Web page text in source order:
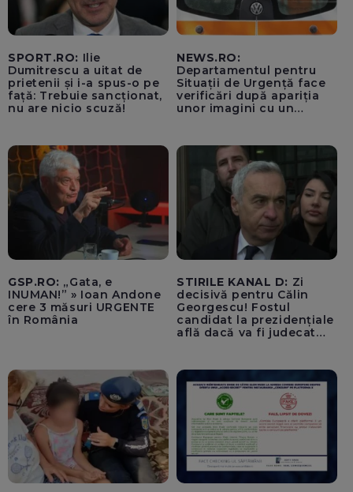
SPORT.RO: Ilie
Dumitrescu a uitat de
prietenii și i-a spus-o pe
față: Trebuie sancționat,
nu are nicio scuză!
NEWS.RO:
Departamentul pentru
Situații de Urgență face
verificări după apariția
unor imagini cu un
pentru cumpărături în
timp ce transporta un
pacient către spital
GSP.RO: „Gata, e
INUMAN!” » Ioan Andone
cere 3 măsuri URGENTE
în România
STIRILE KANAL D: Zi
decisivă pentru Călin
Georgescu! Fostul
candidat la prezidențiale
află dacă va fi judecat